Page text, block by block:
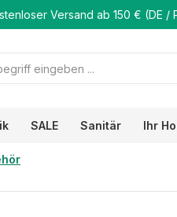
Versand ab 150 € (DE /
SALE Sanitär Ihr